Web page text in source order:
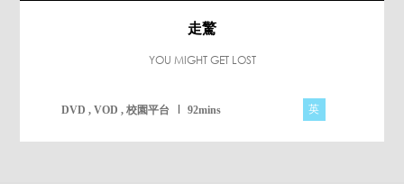
走驚
YOU MIGHT GET LOST
DVD , VOD , 校園平台 92mins 英